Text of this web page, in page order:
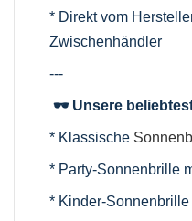
* Direkt vom
Zwischenhändler
---
🕶️ Unsere
* Klassische
* Party-Sonnenbrille
* Kinder-Sonnenbrille